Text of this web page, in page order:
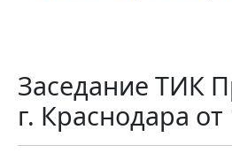
Заседание ТИК
г. Краснодара